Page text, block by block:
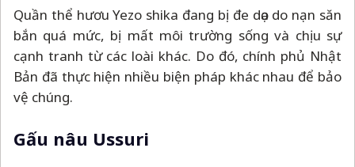
Quần thể hươu Yezo shika đang bị đe dọa do nạn săn
bắn quá mức, bị mất môi trường sống và chịu sự
cạnh tranh từ các loài khác. Do đó, chính phủ Nhật
Bản đã thực hiện nhiều biện pháp khác nhau để bảo
vệ chúng.
Gấu nâu Ussuri